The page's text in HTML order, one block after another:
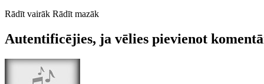
Rādīt vairāk Rādīt mazāk
Autentificējies, ja vēlies pievienot